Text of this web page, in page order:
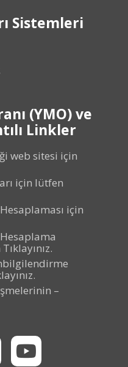
Sistemleri
(YMO) ve
Linkler
web sitesi için
için lütfen
için
–